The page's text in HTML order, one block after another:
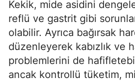
Kekik, mide asidini
reflü ve gastrit gibi
olabilir. Ayrıca bağırsak
düzenleyerek kabızlık ve
problemlerini de
ancak kontrollü tüketim,